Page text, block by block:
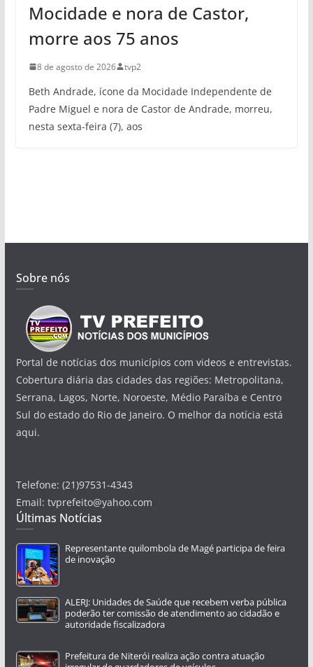
Mocidade e nora de Castor,
morre aos 75 anos
8 de agosto de 2026 tvp2
Beth Andrade, ícone da Mocidade Independente de
Padre Miguel e nora de Castor de Andrade, morreu,
nesta sexta-feira (7), aos
Sobre nós
Portal de notícias dos municípios com videos e entrevistas.
Cobertura diária das cidades das regiões: Metropolitana,
Serrana, Lagos, Norte, Noroeste, Médio Paraíba e Centro
Sul do estado do Rio de Janeiro. O melhor da notícia está
aqui.
Telefone: (21)97531-4343
Email: tvprefeito@yahoo.com
Últimas Notícias
Representante quilombola de Magé participa de feira
de inovação
ALERJ: Unidades de Saúde que recebem verba pública
poderão ter comissão de atendimento ao cidadão e
autoridade fiscalizadora
Prefeitura de Niterói realiza ação contra atuação